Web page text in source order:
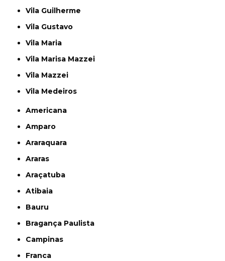
Vila Guilherme
Vila Gustavo
Vila Maria
Vila Marisa Mazzei
Vila Mazzei
Vila Medeiros
Americana
Amparo
Araraquara
Araras
Araçatuba
Atibaia
Bauru
Bragança Paulista
Campinas
Franca